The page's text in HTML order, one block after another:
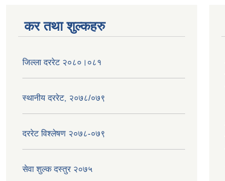
कर तथा शुल्कहरु
जिल्ला दररेट २०८०।०८१
स्थानीय दररेट, २०७८/०७९
दररेट विश्लेषण २०७८-०७९
सेवा शुल्क दस्तुर २०७५